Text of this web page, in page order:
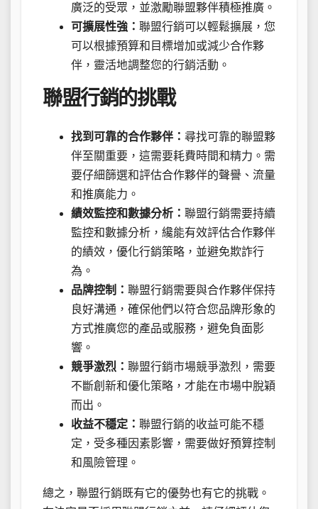
廣泛的受眾，並激勵聯盟夥伴積極推廣。
可擴展性強： 聯盟行銷可以輕鬆擴展，您
可以根據預算和目標增加或減少合作夥
伴，靈活地調整您的行銷活動。
聯盟行銷的挑戰
找到可靠的合作夥伴： 尋找可靠的聯盟夥
伴至關重要，這需要耗費時間和精力。需
要仔細篩選和評估合作夥伴的聲譽、流量
和推廣能力。
績效監控和數據分析： 聯盟行銷需要持續
監控和數據分析，纔能有效評估合作夥伴
的績效，優化行銷策略，並避免欺詐行
為。
品牌控制： 聯盟行銷需要與合作夥伴保持
良好溝通，確保他們以符合您品牌形象的
方式推廣您的產品或服務，避免負面影
響。
競爭激烈： 聯盟行銷市場競爭激烈，需要
不斷創新和優化策略，才能在市場中脫穎
而出。
收益不穩定： 聯盟行銷的收益可能不穩
定，受多種因素影響，需要做好預算控制
和風險管理。
總之，聯盟行銷既有它的優勢也有它的挑戰。